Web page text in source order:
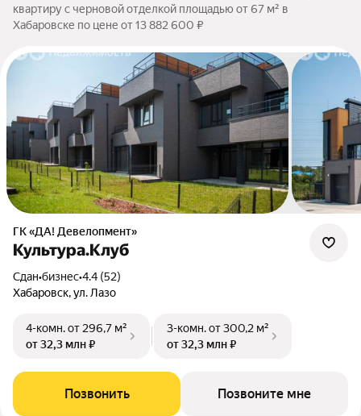
квартиру с черновой отделкой площадью от 67 м² в
Хабаровске по цене от 13 882 600 ₽
ГК «ДА! Девелопмент»
Культура.Клуб
Сдан•бизнес•4.4 (52)
Хабаровск, ул. Лазо
4-комн.от 296,7 м²
от 32,3 млн ₽
3-комн.от 300,2 м²
от 32,3 млн ₽
Позвонить Позвоните мне